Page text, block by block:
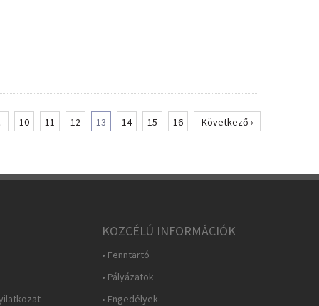
10 11 12 13 14 15 16 Következő ›
KÖZCÉLÚ INFORMÁCIÓK
• Fenntartó
• Pályázatok
• Engedélyek